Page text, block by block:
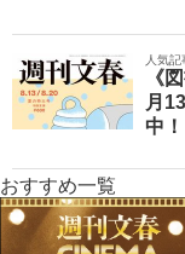
人気記
《
月
中！
おすすめ一覧